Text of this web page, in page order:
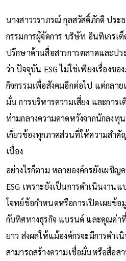
นางสาววราภรณ์ กุลสวัสดิ์ภักดี ประ
กรรมการผู้จัดการ บริษัท อินทิเกรเ
ปรึกษาด้านสื่อสารการตลาดและปร
ว่า ปัจจุบัน ESG ไม่ใช่เพียงเรื่องข
กิจกรรมเพื่อสังคมอีกต่อไป แต่กลา
มั่น การบริหารความเสี่ยง และการเ
ท่ามกลางความคาดหวังจากนักลงทุ
เกี่ยวข้องทุกภาคส่วนที่ให้ความสำคั
เนื่อง
อย่างไรก็ตาม หลายองค์กรยังเผชิ
ESG เพราะยังเป็นการดำเนินงาน
โจทย์ข้อกำหนดหรือการเปิดเผยข้อมู
กับทิศทางธุรกิจ แบรนด์ และคุณค่าที่
ยาว ส่งผลให้แม้องค์กรจะมีการดำเ
สามารถสร้างความเชื่อมั่นหรือสื่อส